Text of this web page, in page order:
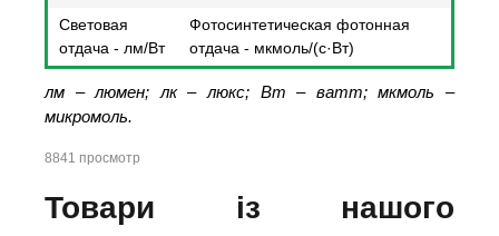
Световая
отдача - лм/Вт
Фотосинтетическая фотонная
отдача - мкмоль/(с·Вт)
лм – люмен; лк – люкс; Вт – ватт; мкмоль –
микромоль.
8841 просмотр
Товари із нашого